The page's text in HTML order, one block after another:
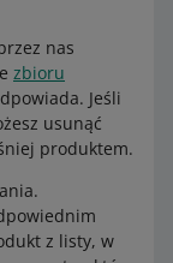
nas
zbioru
Jeśli
usunąć
produktem.
z listy, w